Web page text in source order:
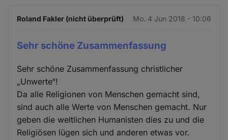
Roland Fakler (nicht überprüft) Mo. 4 Jun 2018 - 10:06
Sehr schöne Zusammenfassung
Sehr schöne Zusammenfassung christlicher
„Unwerte“!
Da alle Religionen von Menschen gemacht sind,
sind auch alle Werte von Menschen gemacht. Nur
geben die weltlichen Humanisten dies zu und die
Religiösen lügen sich und anderen etwas vor.